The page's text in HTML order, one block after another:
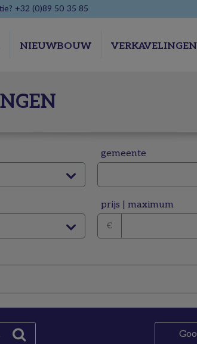
+32 (0)89 50 35 85
NIEUWBOUW VERKAVELINGEN
gemeente
prijs | maximum